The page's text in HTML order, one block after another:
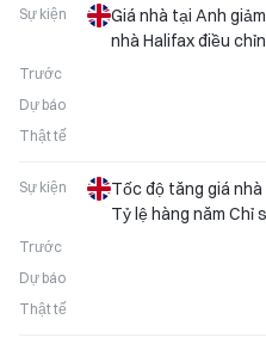
Sự kiện
Giá nhà tại Anh
nhà Halifax điều
Trước
Dự báo
Thật tế
Sự kiện
Tốc độ tăng giá
Tỷ lệ hàng năm Chỉ
Trước
Dự báo
Thật tế